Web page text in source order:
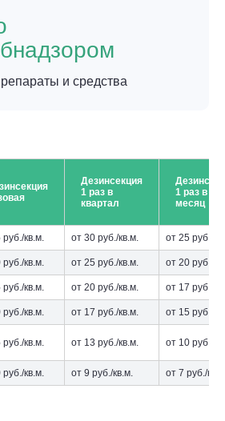
и средства
Дезинсекция
1 раз в
квартал
1 раз в
месяц
руб./кв.м. от 30 руб./кв.м. от 25 руб./
руб./кв.м. от 25 руб./кв.м. от 20 руб./
руб./кв.м. от 20 руб./кв.м. от 17 руб./
руб./кв.м. от 17 руб./кв.м. от 15 руб./
руб./кв.м. от 13 руб./кв.м. от 10 руб./
руб./кв.м. от 9 руб./кв.м. от 7 руб./